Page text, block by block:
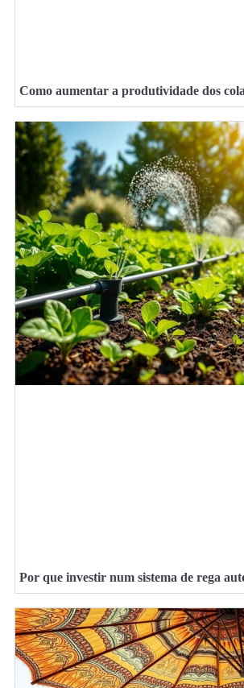
Como aumentar a produtividade dos
Por que investir num sistema de rega